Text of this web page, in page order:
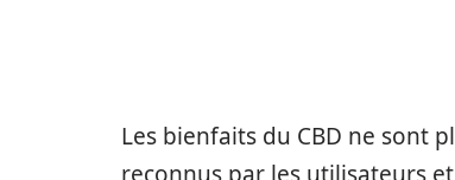
Les bienfaits du CBD ne sont